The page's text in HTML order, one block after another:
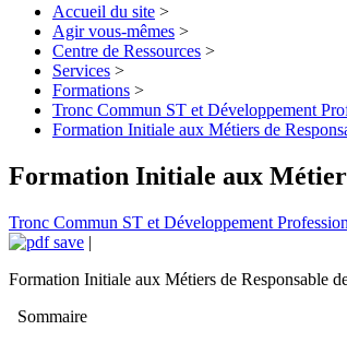
Accueil du site >
Agir vous-mêmes >
Centre de Ressources >
Services >
Formations >
Tronc Commun ST et Développement
Formation Initiale aux Métiers de
Formation Initiale aux
Tronc Commun ST et Développement
|
Formation Initiale aux Métiers de Responsable
Sommaire